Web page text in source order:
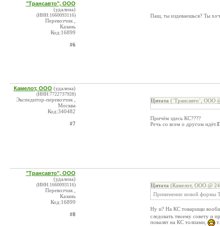
"Трансавто", ООО
(удалена)
(ИНН:1660093116)
Перевозчик ,
Казань
Код:16899
#6
Паш, ты издеваешься? Ты
Камелот, ООО (удалена)
(ИНН:7722737928)
Экспедитор-перевозчик ,
Москва
Код:340482
#7
Цитата (`Трансавто`, ООО
Причём здесь КС????
Речь со всем о другом идёт.
"Трансавто", ООО
(удалена)
(ИНН:1660093116)
Перевозчик ,
Казань
Код:16899
#8
Цитата (Камелот, ООО @
Применение новой формы
Ну и? На КС товарищи
следовать твоему совету и
повалят на КС толпами,